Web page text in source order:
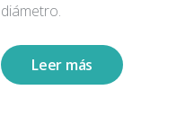
diámetro.
Leer más